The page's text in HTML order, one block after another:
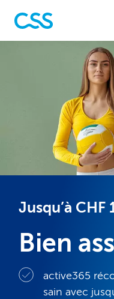
Jusqu’à CHF
Bien
Changer
maintenantactive365
sain avec